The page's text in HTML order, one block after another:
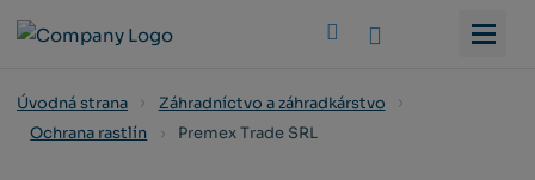
Úvodná strana
Záhradníctvo a záhradkárstvo
Ochrana rastlín
Premex Trade SRL